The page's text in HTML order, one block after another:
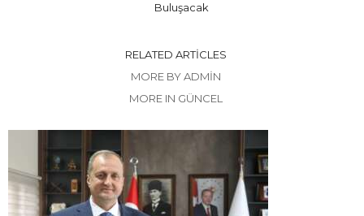
Buluşacak
RELATED ARTICLES
MORE BY ADMIN
MORE IN GÜNCEL